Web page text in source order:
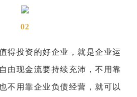
02
得投资的好企业，就是企业运
由现金流要持续充沛，不用靠
不用靠企业负债经营，就可以